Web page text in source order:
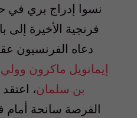
نسوا إدراج بري في
فرنجية الأخيرة إلى
دعاه الفرنسيون
إيمانويل ماكرون
بن سلمان،
الفرصة سانحة أمام